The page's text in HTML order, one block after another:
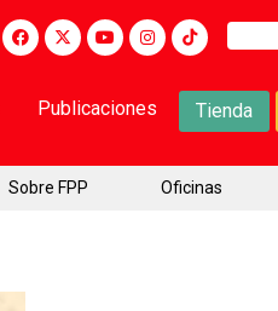
Buscar:
Publicaciones Tienda
Sobre FPP Oficinas